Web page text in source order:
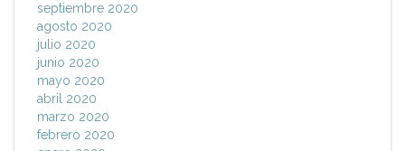
septiembre 2020
agosto 2020
julio 2020
junio 2020
mayo 2020
abril 2020
marzo 2020
febrero 2020